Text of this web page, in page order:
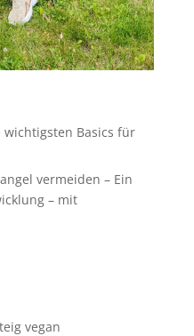
Basics für
vermeiden – Ein
– mit
vegan